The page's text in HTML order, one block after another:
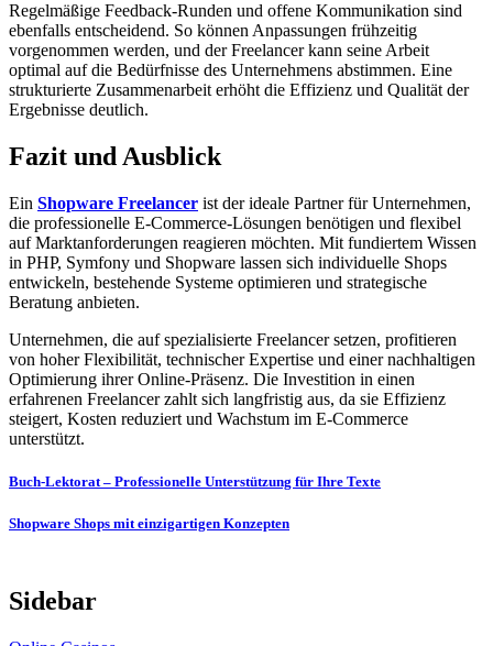
Regelmäßige Feedback-Runden und offene Kommunikation sind
ebenfalls entscheidend. So können Anpassungen frühzeitig
vorgenommen werden, und der Freelancer kann seine Arbeit
optimal auf die Bedürfnisse des Unternehmens abstimmen. Eine
strukturierte Zusammenarbeit erhöht die Effizienz und Qualität der
Ergebnisse deutlich.
Fazit und Ausblick
Ein Shopware Freelancer ist der ideale Partner für Unternehmen,
die professionelle E-Commerce-Lösungen benötigen und flexibel
auf Marktanforderungen reagieren möchten. Mit fundiertem Wissen
in PHP, Symfony und Shopware lassen sich individuelle Shops
entwickeln, bestehende Systeme optimieren und strategische
Beratung anbieten.
Unternehmen, die auf spezialisierte Freelancer setzen, profitieren
von hoher Flexibilität, technischer Expertise und einer nachhaltigen
Optimierung ihrer Online-Präsenz. Die Investition in einen
erfahrenen Freelancer zahlt sich langfristig aus, da sie Effizienz
steigert, Kosten reduziert und Wachstum im E-Commerce
unterstützt.
Post
navigation
Buch-Lektorat – Professionelle Unterstützung für Ihre Texte
Shopware Shops mit einzigartigen Konzepten
Sidebar